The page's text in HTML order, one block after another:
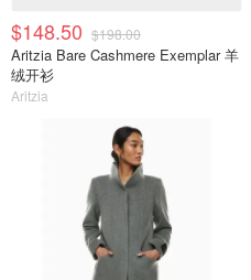
$148.50 $198.00
Aritzia Bare Cashmere Exemplar 羊
绒开衫
Aritzia